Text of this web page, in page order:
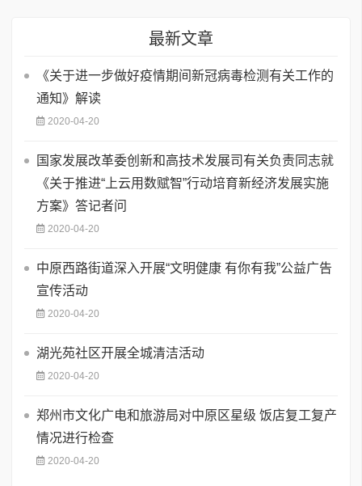
最新文章
《关于进一步做好疫情期间新冠病毒检测有关工作的
通知》解读
2020-04-20
国家发展改革委创新和高技术发展司有关负责同志就
《关于推进“上云用数赋智”行动培育新经济发展实施
方案》答记者问
2020-04-20
中原西路街道深入开展“文明健康 有你有我”公益广告
宣传活动
2020-04-20
湖光苑社区开展全城清洁活动
2020-04-20
郑州市文化广电和旅游局对中原区星级 饭店复工复产
情况进行检查
2020-04-20